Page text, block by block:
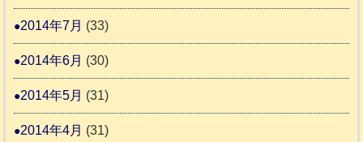
2014年7月 (33)
2014年6月 (30)
2014年5月 (31)
2014年4月 (31)